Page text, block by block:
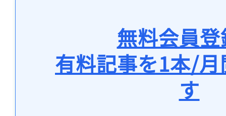
無料会員
有料記事を1本/
す